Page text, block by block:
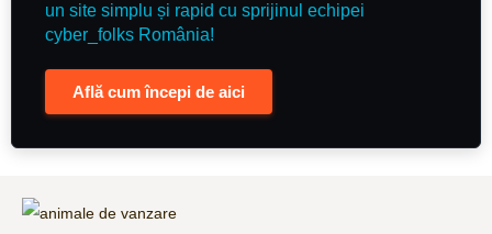
un site simplu și rapid cu sprijinul echipei
cyber_folks România!
Află cum începi de aici